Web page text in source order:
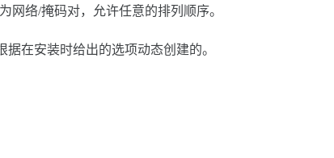
/掩码对，允许任意的排列顺序。
在安装时给出的选项动态创建的。